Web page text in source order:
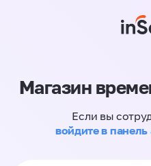
Магазин
Если вы
войдите в